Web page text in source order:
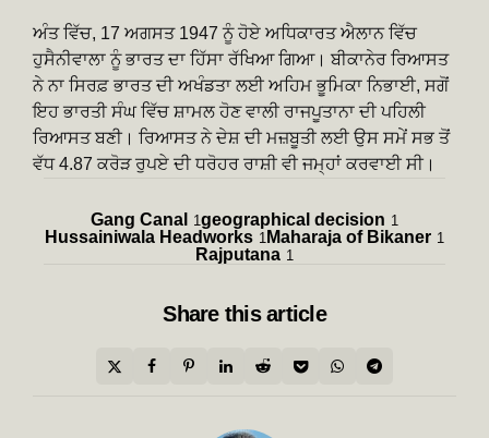
ਅੰਤ ਵਿੱਚ, 17 ਅਗਸਤ 1947 ਨੂੰ ਹੋਏ ਅਧਿਕਾਰਤ ਐਲਾਨ ਵਿੱਚ
ਹੁਸੈਨੀਵਾਲਾ ਨੂੰ ਭਾਰਤ ਦਾ ਹਿੱਸਾ ਰੱਖਿਆ ਗਿਆ। ਬੀਕਾਨੇਰ ਰਿਆਸਤ
ਨੇ ਨਾ ਸਿਰਫ਼ ਭਾਰਤ ਦੀ ਅਖੰਡਤਾ ਲਈ ਅਹਿਮ ਭੂਮਿਕਾ ਨਿਭਾਈ, ਸਗੋਂ
ਇਹ ਭਾਰਤੀ ਸੰਘ ਵਿੱਚ ਸ਼ਾਮਲ ਹੋਣ ਵਾਲੀ ਰਾਜਪੂਤਾਨਾ ਦੀ ਪਹਿਲੀ
ਰਿਆਸਤ ਬਣੀ। ਰਿਆਸਤ ਨੇ ਦੇਸ਼ ਦੀ ਮਜ਼ਬੂਤੀ ਲਈ ਉਸ ਸਮੇਂ ਸਭ ਤੋਂ
ਵੱਧ 4.87 ਕਰੋੜ ਰੁਪਏ ਦੀ ਧਰੋਹਰ ਰਾਸ਼ੀ ਵੀ ਜਮ੍ਹਾਂ ਕਰਵਾਈ ਸੀ।
Gang Canal 1geographical decision 1
Hussainiwala Headworks 1 Maharaja of Bikaner 1
Rajputana 1
Share this article